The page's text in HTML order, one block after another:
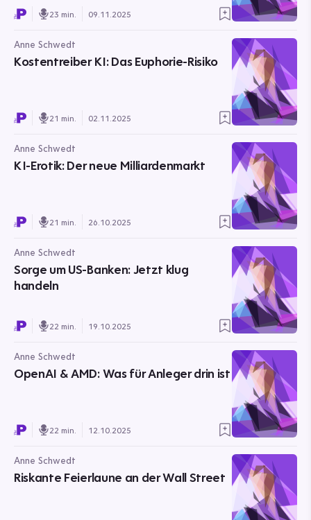
23 min. 09.11.2025
Anne Schwedt
Kostentreiber KI: Das Euphorie-Risiko
21 min. 02.11.2025
Anne Schwedt
KI-Erotik: Der neue Milliardenmarkt
21 min. 26.10.2025
Anne Schwedt
Sorge um US-Banken: Jetzt klug
handeln
22 min. 19.10.2025
Anne Schwedt
OpenAI & AMD: Was für Anleger drin ist
22 min. 12.10.2025
Anne Schwedt
Riskante Feierlaune an der Wall Street